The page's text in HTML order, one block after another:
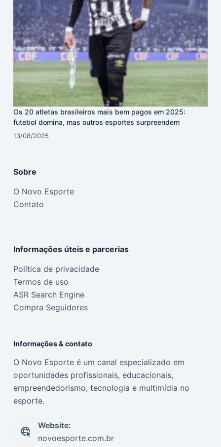
Os 20 atletas brasileiros mais bem pagos em 2025:
futebol domina, mas outros esportes surpreendem
13/08/2025
Sobre
O Novo Esporte
Contato
Informações úteis e parcerias
Política de privacidade
Termos de uso
ASR Search Engine
Compra Seguidores
Informações & contato
O Novo Esporte é um canal especializado em
oportunidades profissionais, educacionais,
empreendedorismo, tecnologia e multimídia no
esporte.
Website:
novoesporte.com.br